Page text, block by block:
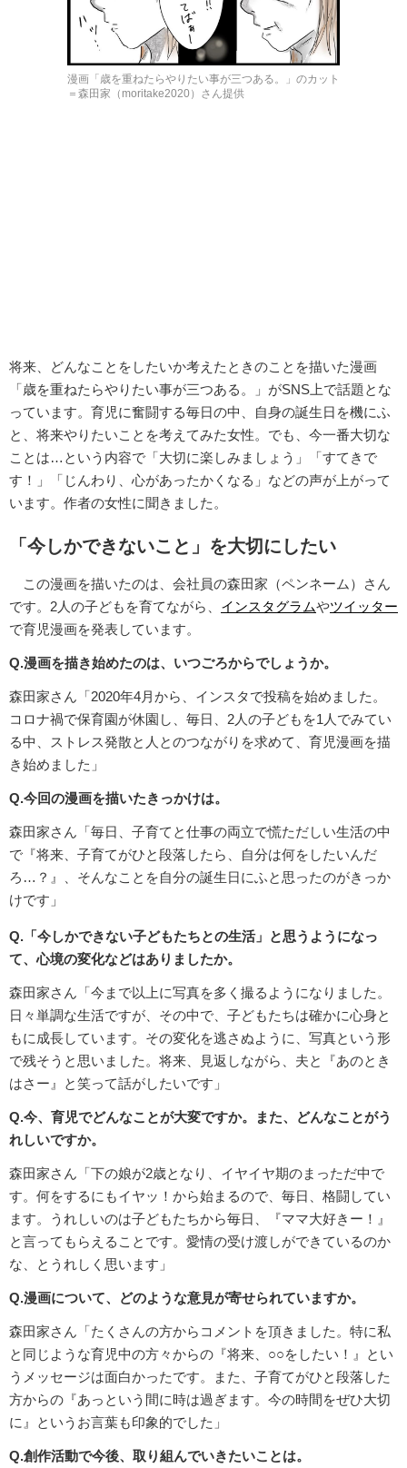
漫画「歳を重ねたらやりたい事が三つある。」のカット
＝森田家（moritake2020）さん提供
将来、どんなことをしたいか考えたときのことを描いた漫画
「歳を重ねたらやりたい事が三つある。」がSNS上で話題とな
っています。育児に奮闘する毎日の中、自身の誕生日を機にふ
と、将来やりたいことを考えてみた女性。でも、今一番大切な
ことは…という内容で「大切に楽しみましょう」「すてきで
す！」「じんわり、心があったかくなる」などの声が上がって
います。作者の女性に聞きました。
「今しかできないこと」を大切にしたい
この漫画を描いたのは、会社員の森田家（ペンネーム）さん
です。2人の子どもを育てながら、 インスタグラムやツイッター
で育児漫画を発表しています。
Q.漫画を描き始めたのは、いつごろからでしょうか。
森田家さん「2020年4月から、インスタで投稿を始めました。
コロナ禍で保育園が休園し、毎日、2人の子どもを1人でみてい
る中、ストレス発散と人とのつながりを求めて、育児漫画を描
き始めました」
Q.今回の漫画を描いたきっかけは。
森田家さん「毎日、子育てと仕事の両立で慌ただしい生活の中
で『将来、子育てがひと段落したら、自分は何をしたいんだ
ろ…？』、そんなことを自分の誕生日にふと思ったのがきっか
けです」
Q.「今しかできない子どもたちとの生活」と思うようになっ
て、心境の変化などはありましたか。
森田家さん「今まで以上に写真を多く撮るようになりました。
日々単調な生活ですが、その中で、子どもたちは確かに心身と
もに成長しています。その変化を逃さぬように、写真という形
で残そうと思いました。将来、見返しながら、夫と『あのとき
はさー』と笑って話がしたいです」
Q.今、育児でどんなことが大変ですか。また、どんなことがう
れしいですか。
森田家さん「下の娘が2歳となり、イヤイヤ期のまっただ中で
す。何をするにもイヤッ！から始まるので、毎日、格闘してい
ます。うれしいのは子どもたちから毎日、『ママ大好きー！』
と言ってもらえることです。愛情の受け渡しができているのか
な、とうれしく思います」
Q.漫画について、どのような意見が寄せられていますか。
森田家さん「たくさんの方からコメントを頂きました。特に私
と同じような育児中の方々からの『将来、○○をしたい！』とい
うメッセージは面白かったです。また、子育てがひと段落した
方からの『あっという間に時は過ぎます。今の時間をぜひ大切
に』というお言葉も印象的でした」
Q.創作活動で今後、取り組んでいきたいことは。